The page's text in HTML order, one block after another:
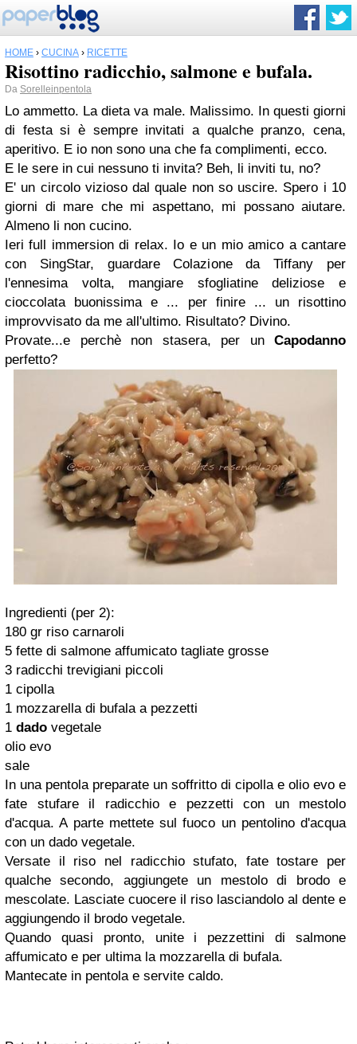
HOME › CUCINA › RICETTE
Risottino radicchio, salmone e bufala.
Da Sorelleinpentola
Lo ammetto. La dieta va male. Malissimo. In questi giorni
di festa si è sempre invitati a qualche pranzo, cena,
aperitivo. E io non sono una che fa complimenti, ecco.
E le sere in cui nessuno ti invita? Beh, li inviti tu, no?
E' un circolo vizioso dal quale non so uscire. Spero i 10
giorni di mare che mi aspettano, mi possano aiutare.
Almeno li non cucino.
Ieri full immersion di relax. Io e un mio amico a cantare
con SingStar, guardare Colazione da Tiffany per
l'ennesima volta, mangiare sfogliatine deliziose e
cioccolata buonissima e ... per finire ... un risottino
improvvisato da me all'ultimo. Risultato? Divino.
Provate...e perchè non stasera, per un Capodanno
perfetto?
Ingredienti (per 2):
180 gr riso carnaroli
5 fette di salmone affumicato tagliate grosse
3 radicchi trevigiani piccoli
1 cipolla
1 mozzarella di bufala a pezzetti
1 dado vegetale
olio evo
sale
In una pentola preparate un soffritto di cipolla e olio evo e
fate stufare il radicchio e pezzetti con un mestolo
d'acqua. A parte mettete sul fuoco un pentolino d'acqua
con un dado vegetale.
Versate il riso nel radicchio stufato, fate tostare per
qualche secondo, aggiungete un mestolo di brodo e
mescolate. Lasciate cuocere il riso lasciandolo al dente e
aggiungendo il brodo vegetale.
Quando quasi pronto, unite i pezzettini di salmone
affumicato e per ultima la mozzarella di bufala.
Mantecate in pentola e servite caldo.